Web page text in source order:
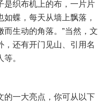
是织布机上的布，一片片
蝶，每天从墙上飘落，
生动的角落。”当然，文
，还有开门见山、引用名
。
的一大亮点，你可从以下